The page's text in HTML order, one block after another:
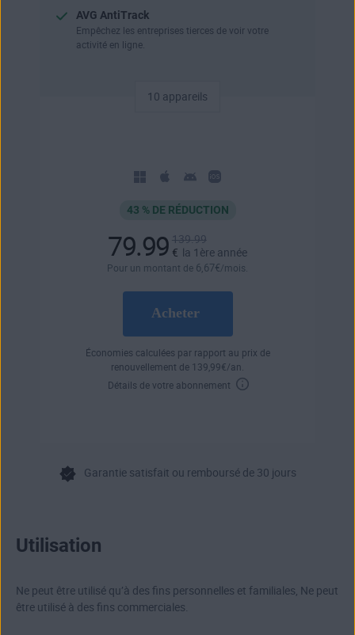
AVG AntiTrack
Empêchez les entreprises tierces de voir votre
activité en ligne.
10 appareils
43 % DE RÉDUCTION
79.99 139.99
€
la 1ère année
Pour un montant de 6 ,67€/mois.
Acheter
Économies calculées par rapport au prix de
renouvellement de 139,99€/an.
Détails de votre abonnement
Garantie satisfait ou remboursé de 30 jours
Utilisation
Ne peut être utilisé qu’à des fins personnelles et familiales, Ne peut
être utilisé à des fins commerciales.